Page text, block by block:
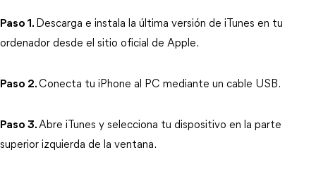
Paso 1. Descarga e instala la última versión de iTunes en tu
ordenador desde el sitio oficial de Apple.
Paso 2.Conecta tu iPhone al PC mediante un cable USB.
Paso 3.Abre iTunes y selecciona tu dispositivo en la parte
superior izquierda de la ventana.